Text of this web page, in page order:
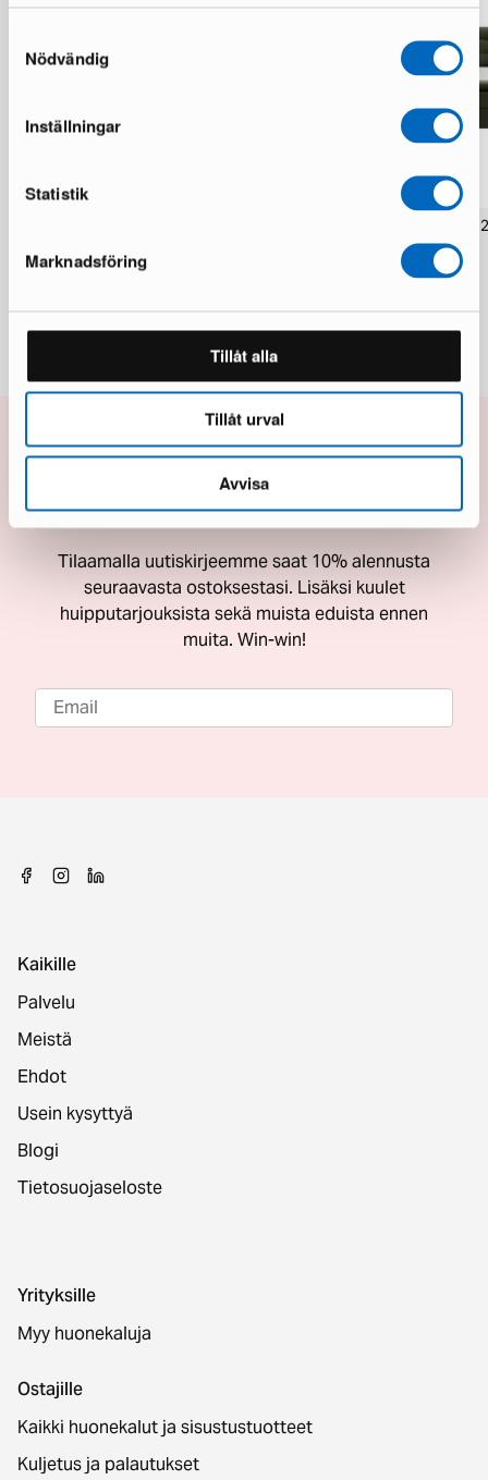
Nödvändig
Inställningar
Statistik
Marknadsföring
Tillåt alla
Tillåt urval
Avvisa
1 043 € 1 738 €
Hilton sänkypaketti 180 x
1 varastossa · Upouusi kunto
Säästät 453 €
10% alennusta seuraavasta
ostoksestasi
Tilaamalla uutiskirjeemme saat 10% alennusta
seuraavasta ostoksestasi. Lisäksi kuulet
huipputarjouksista sekä muista eduista ennen
muita. Win-win!
Kaikille
Palvelu
Meistä
Ehdot
Usein kysyttyä
Blogi
Tietosuojaseloste
Yrityksille
Myy huonekaluja
Ostajille
Kaikki huonekalut ja sisustustuotteet
Kuljetus ja palautukset